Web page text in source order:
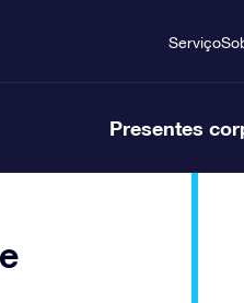
Serviço
Presentes